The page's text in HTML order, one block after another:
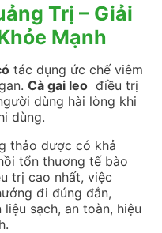
Trị – Giải
Mạnh
tác dụng ức chế viêm
Cà gai leo điều trị
dùng hài lòng khi
dùng.
thảo dược có khả
tổn thương tế bào
trị cao nhất, việc
đi đúng đắn,
sạch, an toàn, hiệu